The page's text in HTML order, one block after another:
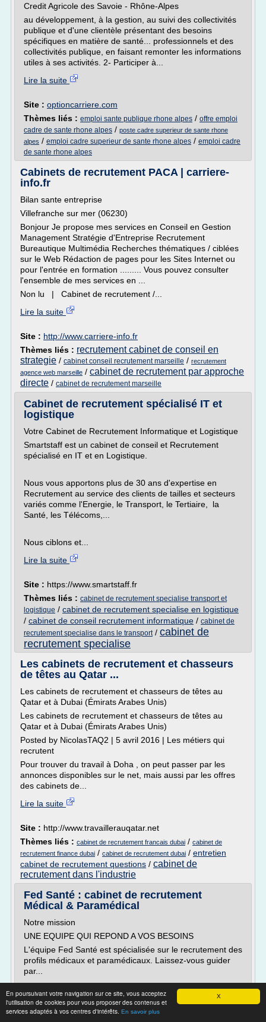
X
En poursuivant votre navigation sur ce site, vous acceptez
l'utilisation de cookies pour vous proposer des contenus et
services adaptés à vos centres d'intérêts. En savoir plus
Credit Agricole des Savoie - Rhône-Alpes
au développement, à la gestion, au suivi des collectivités
publique et d'une clientèle présentant des besoins
spécifiques en matière de santé... professionnels et des
collectivités publique, en faisant remonter les informations
utiles à ses activités. 2- Participer à...
Lire la suite
Site : optioncarriere.com
Thèmes liés : emploi sante publique rhone alpes / offre emploi
cadre de sante rhone alpes / poste cadre superieur de sante rhone
alpes / emploi cadre superieur de sante rhone alpes / emploi cadre
de sante rhone alpes
Cabinets de recrutement PACA | carriere-
info.fr
Bilan sante entreprise
Villefranche sur mer (06230)
Bonjour Je propose mes services en Conseil en Gestion
Management Stratégie d'Entreprise Recrutement
Bureautique Multimédia Recherches thématiques / ciblées
sur le Web Rédaction de pages pour les Sites Internet ou
pour l'entrée en formation ......... Vous pouvez consulter
l'ensemble de mes services en ...
Non lu | Cabinet de recrutement /...
Lire la suite
Site : http://www.carriere-info.fr
Thèmes liés : recrutement cabinet de conseil en
strategie / cabinet conseil recrutement marseille / recrutement
agence web marseille / cabinet de recrutement par approche
directe / cabinet de recrutement marseille
Cabinet de recrutement spécialisé IT et
logistique
Votre Cabinet de Recrutement Informatique et Logistique
Smartstaff est un cabinet de conseil et Recrutement
spécialisé en IT et en Logistique.
Nous vous apportons plus de 30 ans d'expertise en
Recrutement au service des clients de tailles et secteurs
variés comme l'Energie, le Transport, le Tertiaire, la
Santé, les Télécoms,...
Nous ciblons et...
Lire la suite
Site : https://www.smartstaff.fr
Thèmes liés : cabinet de recrutement specialise transport et
logistique / cabinet de recrutement specialise en logistique
/ cabinet de conseil recrutement informatique / cabinet de
recrutement specialise dans le transport/ cabinet de
recrutement specialise
Les cabinets de recrutement et chasseurs
de têtes au Qatar ...
Les cabinets de recrutement et chasseurs de têtes au
Qatar et à Dubai (Émirats Arabes Unis)
Les cabinets de recrutement et chasseurs de têtes au
Qatar et à Dubai (Émirats Arabes Unis)
Posted by NicolasTAQ2 | 5 avril 2016 | Les métiers qui
recrutent
Pour trouver du travail à Doha , on peut passer par les
annonces disponibles sur le net, mais aussi par les offres
des cabinets de...
Lire la suite
Site : http://www.travaillerauqatar.net
Thèmes liés : cabinet de recrutement francais dubai / cabinet de
recrutement finance dubai / cabinet de recrutement dubai / entretien
cabinet de recrutement questions / cabinet de
recrutement dans l'industrie
Fed Santé : cabinet de recrutement
Médical & Paramédical
Notre mission
UNE EQUIPE QUI REPOND A VOS BESOINS
L'équipe Fed Santé est spécialisée sur le recrutement des
profils médicaux et paramédicaux. Laissez-vous guider
par...
Site :https://www.fedsante.fr